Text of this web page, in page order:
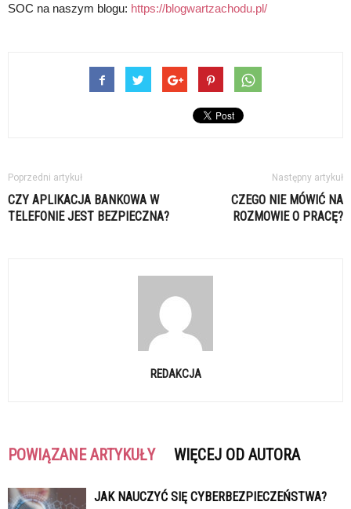
SOC na naszym blogu: https://blogwartzachodu.pl/
Poprzedni artykuł
CZY APLIKACJA BANKOWA W
TELEFONIE JEST BEZPIECZNA?
Następny artykuł
CZEGO NIE MÓWIĆ NA
ROZMOWIE O PRACĘ?
REDAKCJA
POWIĄZANE ARTYKUŁY WIĘCEJ OD AUTORA
JAK NAUCZYĆ SIĘ CYBERBEZPIECZEŃSTWA?